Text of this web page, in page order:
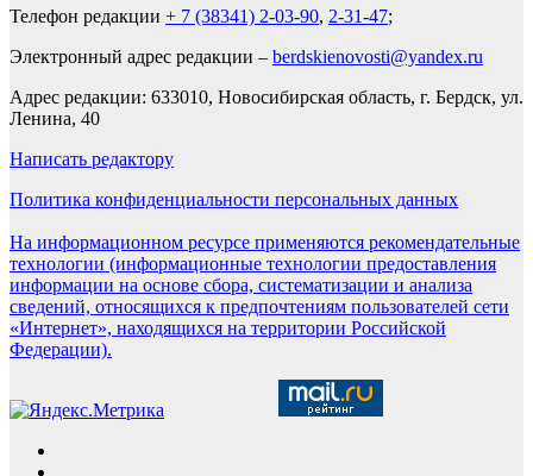
Телефон редакции + 7 (38341) 2-03-90, 2-31-47;
Электронный адрес редакции – berdskienovosti@yandex.ru
Адрес редакции: 633010, Новосибирская область, г. Бердск, ул.
Ленина, 40
Написать редактору
Политика конфиденциальности персональных данных
На информационном ресурсе применяются рекомендательные
технологии (информационные технологии предоставления
информации на основе сбора, систематизации и анализа
сведений, относящихся к предпочтениям пользователей сети
«Интернет», находящихся на территории Российской
Федерации).